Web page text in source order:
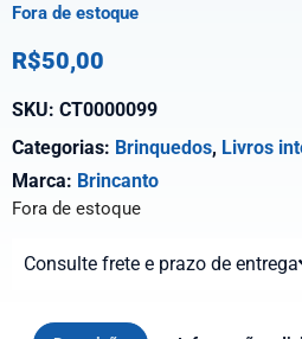
Fora de estoque
R$50,00
SKU: CT0000099
Categorias: Brinquedos, Livros
Marca: Brincanto
Fora de estoque
Consulte frete e prazo de entrega